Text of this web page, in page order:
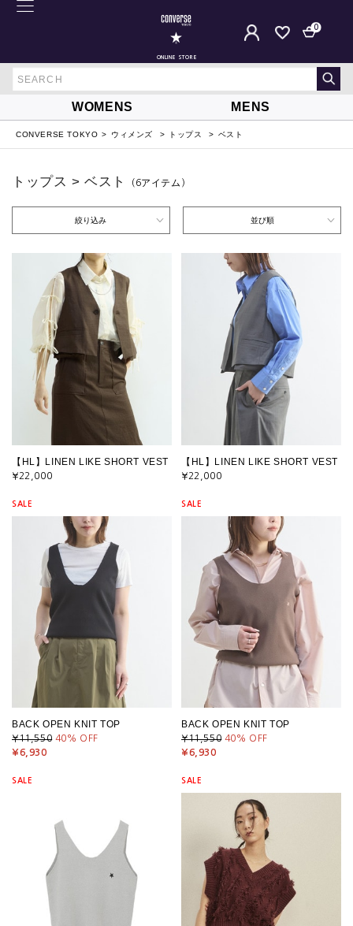
ONLINE STORE
0
WOMENS MENS
CONVERSE TOKYO ウィメンズ トップス ベスト
トップス > ベスト （6アイテム ）
絞り込み 並び順
【HL】LINEN LIKE SHORT VEST
¥22,000
【HL】LINEN LIKE SHORT VEST
¥22,000
SALE
BACK OPEN KNIT TOP
¥11,550 40% OFF
¥6,930
SALE
BACK OPEN KNIT TOP
¥11,550 40% OFF
¥6,930
SALE SALE